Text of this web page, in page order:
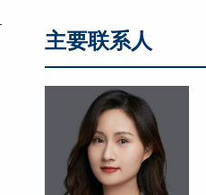
主要联系人